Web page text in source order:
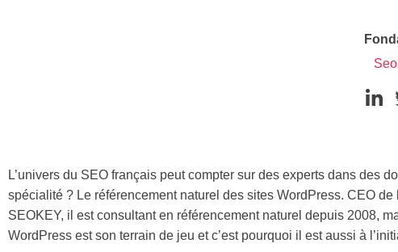
L’univers du SEO français peut compter sur des experts dans des
spécialité ? Le référencement naturel des sites WordPress. CEO
SEOKEY, il est consultant en référencement naturel depuis 2008,
WordPress est son terrain de jeu et c’est pourquoi il est aussi à